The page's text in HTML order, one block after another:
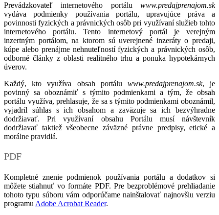
Prevádzkovateľ internetového portálu www.predajprenajom.sk
vydáva podmienky používania portálu, upravujúce práva a
povinnosti fyzických a právnických osôb pri využívaní služieb tohto
internetového portálu. Tento internetový portál je verejným
inzertným portálom, na ktorom sú uverejnené inzeráty o predaji,
kúpe alebo prenájme nehnuteľností fyzických a právnických osôb,
odborné články z oblasti realitného trhu a ponuka hypotekárnych
úverov.
Každý, kto využíva obsah portálu www.predajprenajom.sk, je
povinný sa oboznámiť s týmito podmienkami a tým, že obsah
portálu využíva, prehlasuje, že sa s týmito podmienkami oboznámil,
vyjadril súhlas s ich obsahom a zaväzuje sa ich bezvýhradne
dodržiavať. Pri využívaní obsahu Portálu musí návštevník
dodržiavať taktiež všeobecne záväzné právne predpisy, etické a
morálne pravidlá.
PDF
Kompletné znenie podmienok používania portálu a dodatkov si
môžete stiahnuť vo formáte PDF. Pre bezproblémové prehliadanie
tohoto typu súboru vám odporúčame nainštalovať najnovšiu verziu
programu Adobe Acrobat Reader.